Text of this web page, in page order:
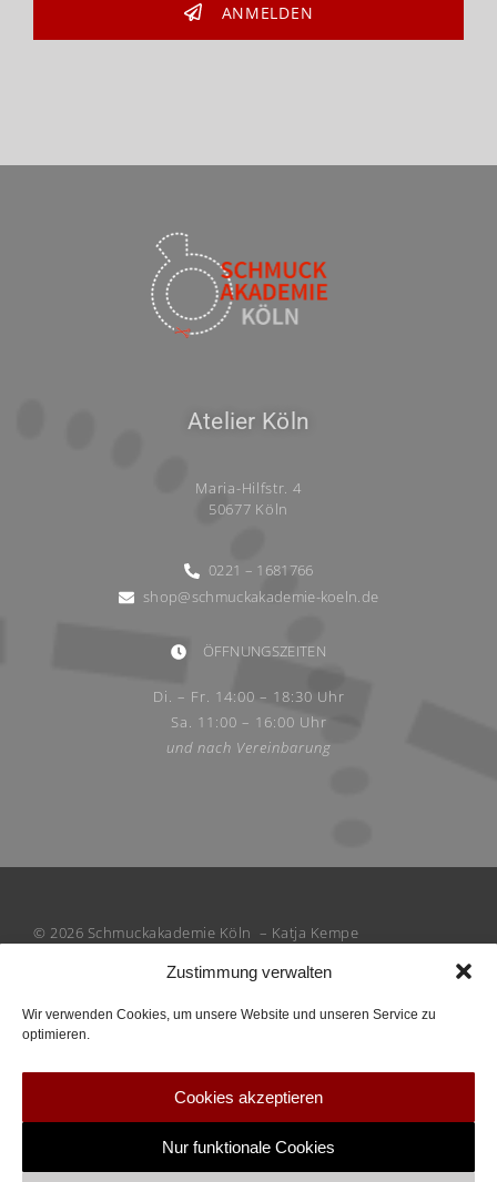
Zustimmung verwalten
Wir verwenden Cookies, um unsere Website und unseren Service zu
optimieren.
Cookies akzeptieren
Nur funktionale Cookies
ANMELDEN
Atelier Köln
Maria-Hilfstr. 4
50677 Köln
0221 – 1681766
shop@schmuckakademie-koeln.de
ÖFFNUNGSZEITEN
Di. – Fr. 14:00 – 18:30 Uhr
Sa. 11:00 – 16:00 Uhr
und nach Vereinbarung
© 2026 Schmuckakademie Köln – Katja Kempe